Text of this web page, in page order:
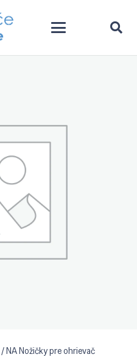
/ NA Nožičky pre ohrievač